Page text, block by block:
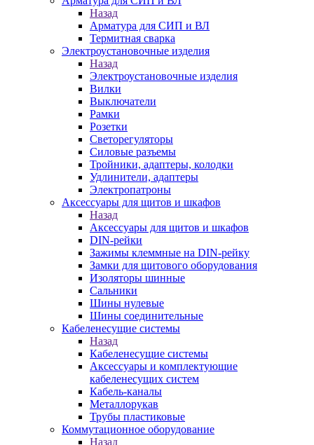
Назад
Арматура для СИП и ВЛ
Термитная сварка
Электроустановочные изделия
Назад
Электроустановочные изделия
Вилки
Выключатели
Рамки
Розетки
Светорегуляторы
Силовые разъемы
Тройники, адаптеры, колодки
Удлинители, адаптеры
Электропатроны
Аксессуары для щитов и шкафов
Назад
Аксессуары для щитов и шкафов
DIN-рейки
Зажимы клеммные на DIN-рейку
Замки для щитового оборудования
Изоляторы шинные
Сальники
Шины нулевые
Шины соединительные
Кабеленесущие системы
Назад
Кабеленесущие системы
Аксессуары и комплектующие
кабеленесущих систем
Кабель-каналы
Металлорукав
Трубы пластиковые
Коммутационное оборудование
Назад